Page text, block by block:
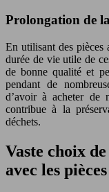
Prolongation de
En utilisant des pièces
durée de vie utile de
de bonne qualité et
pendant de
d’avoir à acheter de
contribue à la
déchets.
Vaste choix
avec les